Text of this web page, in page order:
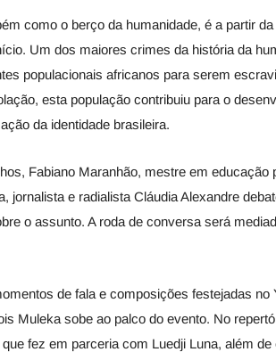
como o berço da humanidade, é a partir
Um dos maiores crimes da história da
populacionais africanos para serem
esta população contribuiu para o
da identidade brasileira.
Fabiano Maranhão, mestre em educação
jornalista e radialista Cláudia Alexandre
o assunto. A roda de conversa será
de fala e composições festejadas no
Muleka sobe ao palco do evento. No
que fez em parceria com Luedji Luna, além